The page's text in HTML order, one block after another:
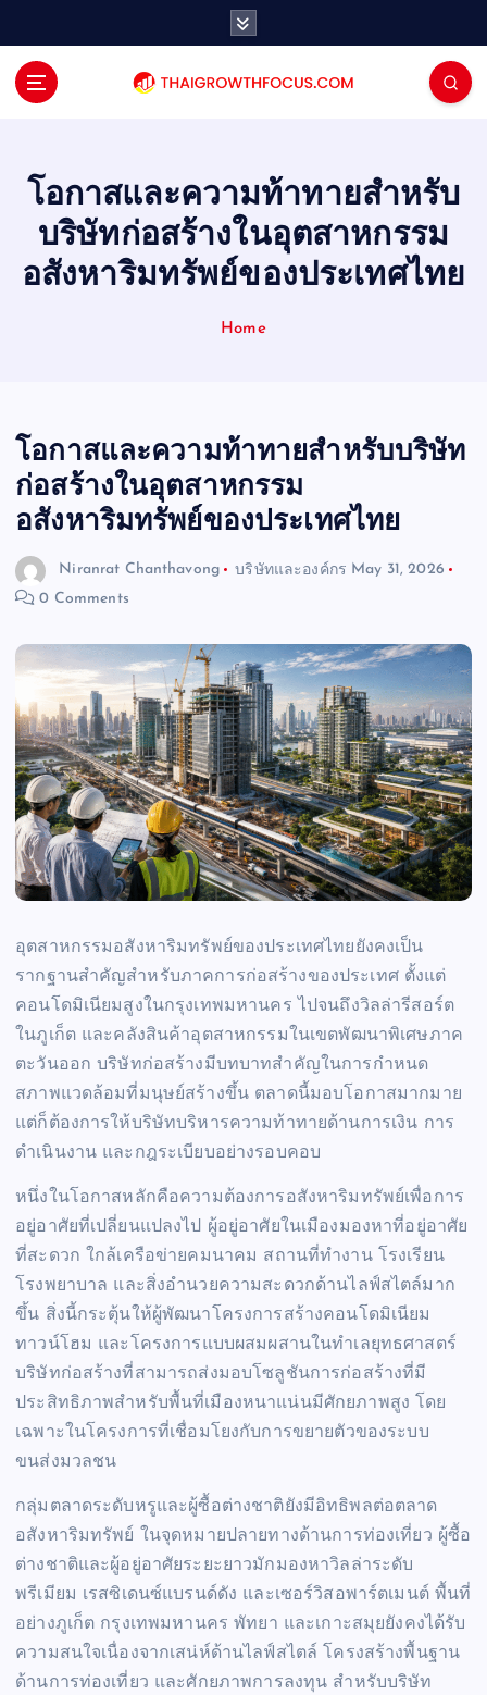
โอกาสและความท้าทายสำหรับ
บริษัทก่อสร้างในอุตสาหกรรม
อสังหาริมทรัพย์ของประเทศไทย
Home
โอกาสและความท้าทายสำหรับบริษัท
ก่อสร้างในอุตสาหกรรม
อสังหาริมทรัพย์ของประเทศไทย
Niranrat Chanthavong บริษัทและองค์กร May 31, 2026
0 Comments
อุตสาหกรรมอสังหาริมทรัพย์ของประเทศไทยยังคงเป็น
รากฐานสำคัญสำหรับภาคการก่อสร้างของประเทศ ตั้งแต่
คอนโดมิเนียมสูงในกรุงเทพมหานคร ไปจนถึงวิลล่ารีสอร์ต
ในภูเก็ต และคลังสินค้าอุตสาหกรรมในเขตพัฒนาพิเศษภาค
ตะวันออก บริษัทก่อสร้างมีบทบาทสำคัญในการกำหนด
สภาพแวดล้อมที่มนุษย์สร้างขึ้น ตลาดนี้มอบโอกาสมากมาย
แต่ก็ต้องการให้บริษัทบริหารความท้าทายด้านการเงิน การ
ดำเนินงาน และกฎระเบียบอย่างรอบคอบ
หนึ่งในโอกาสหลักคือความต้องการอสังหาริมทรัพย์เพื่อการ
อยู่อาศัยที่เปลี่ยนแปลงไป ผู้อยู่อาศัยในเมืองมองหาที่อยู่อาศัย
ที่สะดวก ใกล้เครือข่ายคมนาคม สถานที่ทำงาน โรงเรียน
โรงพยาบาล และสิ่งอำนวยความสะดวกด้านไลฟ์สไตล์มาก
ขึ้น สิ่งนี้กระตุ้นให้ผู้พัฒนาโครงการสร้างคอนโดมิเนียม
ทาวน์โฮม และโครงการแบบผสมผสานในทำเลยุทธศาสตร์
บริษัทก่อสร้างที่สามารถส่งมอบโซลูชันการก่อสร้างที่มี
ประสิทธิภาพสำหรับพื้นที่เมืองหนาแน่นมีศักยภาพสูง โดย
เฉพาะในโครงการที่เชื่อมโยงกับการขยายตัวของระบบ
ขนส่งมวลชน
กลุ่มตลาดระดับหรูและผู้ซื้อต่างชาติยังมีอิทธิพลต่อตลาด
อสังหาริมทรัพย์ ในจุดหมายปลายทางด้านการท่องเที่ยว ผู้ซื้อ
ต่างชาติและผู้อยู่อาศัยระยะยาวมักมองหาวิลล่าระดับ
พรีเมียม เรสซิเดนซ์แบรนด์ดัง และเซอร์วิสอพาร์ตเมนต์ พื้นที่
อย่างภูเก็ต กรุงเทพมหานคร พัทยา และเกาะสมุยยังคงได้รับ
ความสนใจเนื่องจากเสน่ห์ด้านไลฟ์สไตล์ โครงสร้างพื้นฐาน
ด้านการท่องเที่ยว และศักยภาพการลงทุน สำหรับบริษัท